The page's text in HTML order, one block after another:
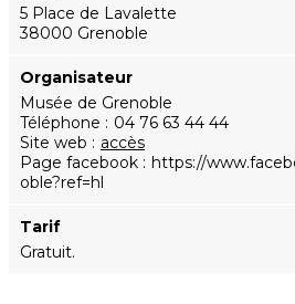
5 Place de Lavalette
38000 Grenoble
Organisateur
Musée de Grenoble
Téléphone
04 76 63 44 44
Site web
accès
Page facebook
https://
oble?ref=hl
Tarif
Gratuit.